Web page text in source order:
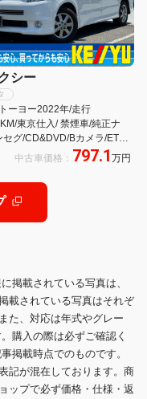
シー
ーヨー2022年/走行
東京仕入/ 禁煙車/純正ナ
セグ/CD&DVD/Bカメラ/ETC/
HID/フォグ/スマートキー
ート/純正16AW/ミラーウィ
オートエアコン/マット&バイ
巻きステア/
中古車価格： 797.1 万円
掲載されている写真は、
載されている写真はそれぞ
た、対応は年式やグレー
購入の際は必ずご確認く
掲載時点でのものです。
記が混在しております。商
ップで必ず価格・仕様・返